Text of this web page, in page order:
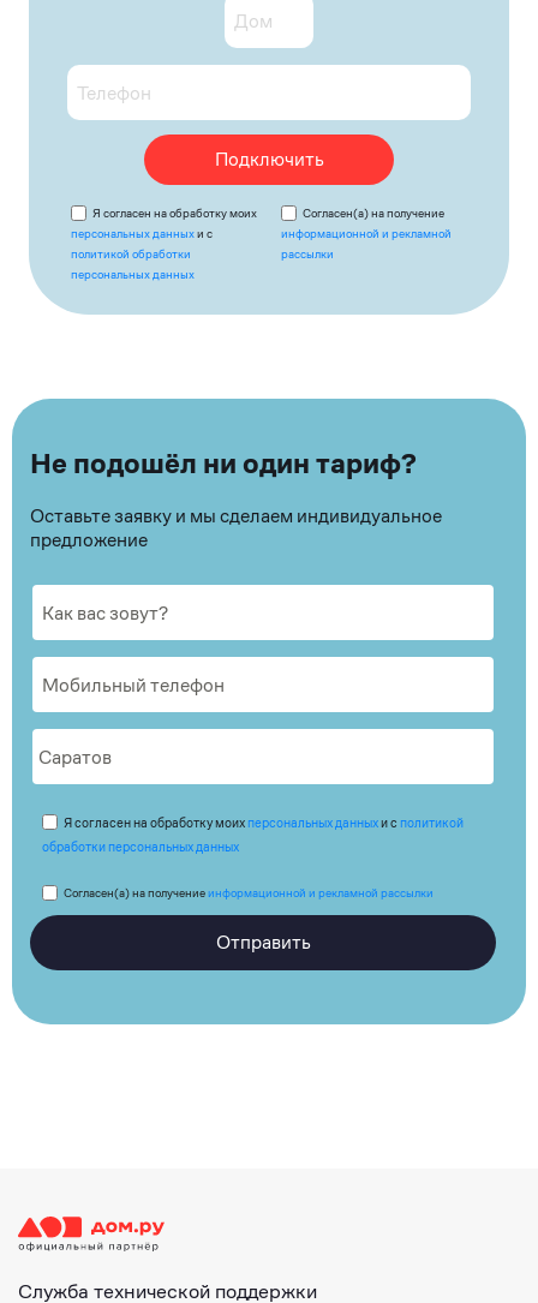
Подключить
Я согласен на обработку моих
персональных данныхи с
политикой обработки
персональных данных
Согласен(а) на получение
информационной и рекламной
рассылки
Не подошёл ни один тариф?
Оставьте заявку и мы сделаем индивидуальное
предложение
Я согласен на обработку моих персональных данныхи с политикой
обработки персональных данных
Согласен(а) на получениеинформационной и рекламной рассылки
Отправить
Служба технической поддержки